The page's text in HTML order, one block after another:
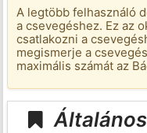
A legtöbb felhasználó
a csevegéshez. Ez az
csatlakozni a
megismerje a
maximális számát az